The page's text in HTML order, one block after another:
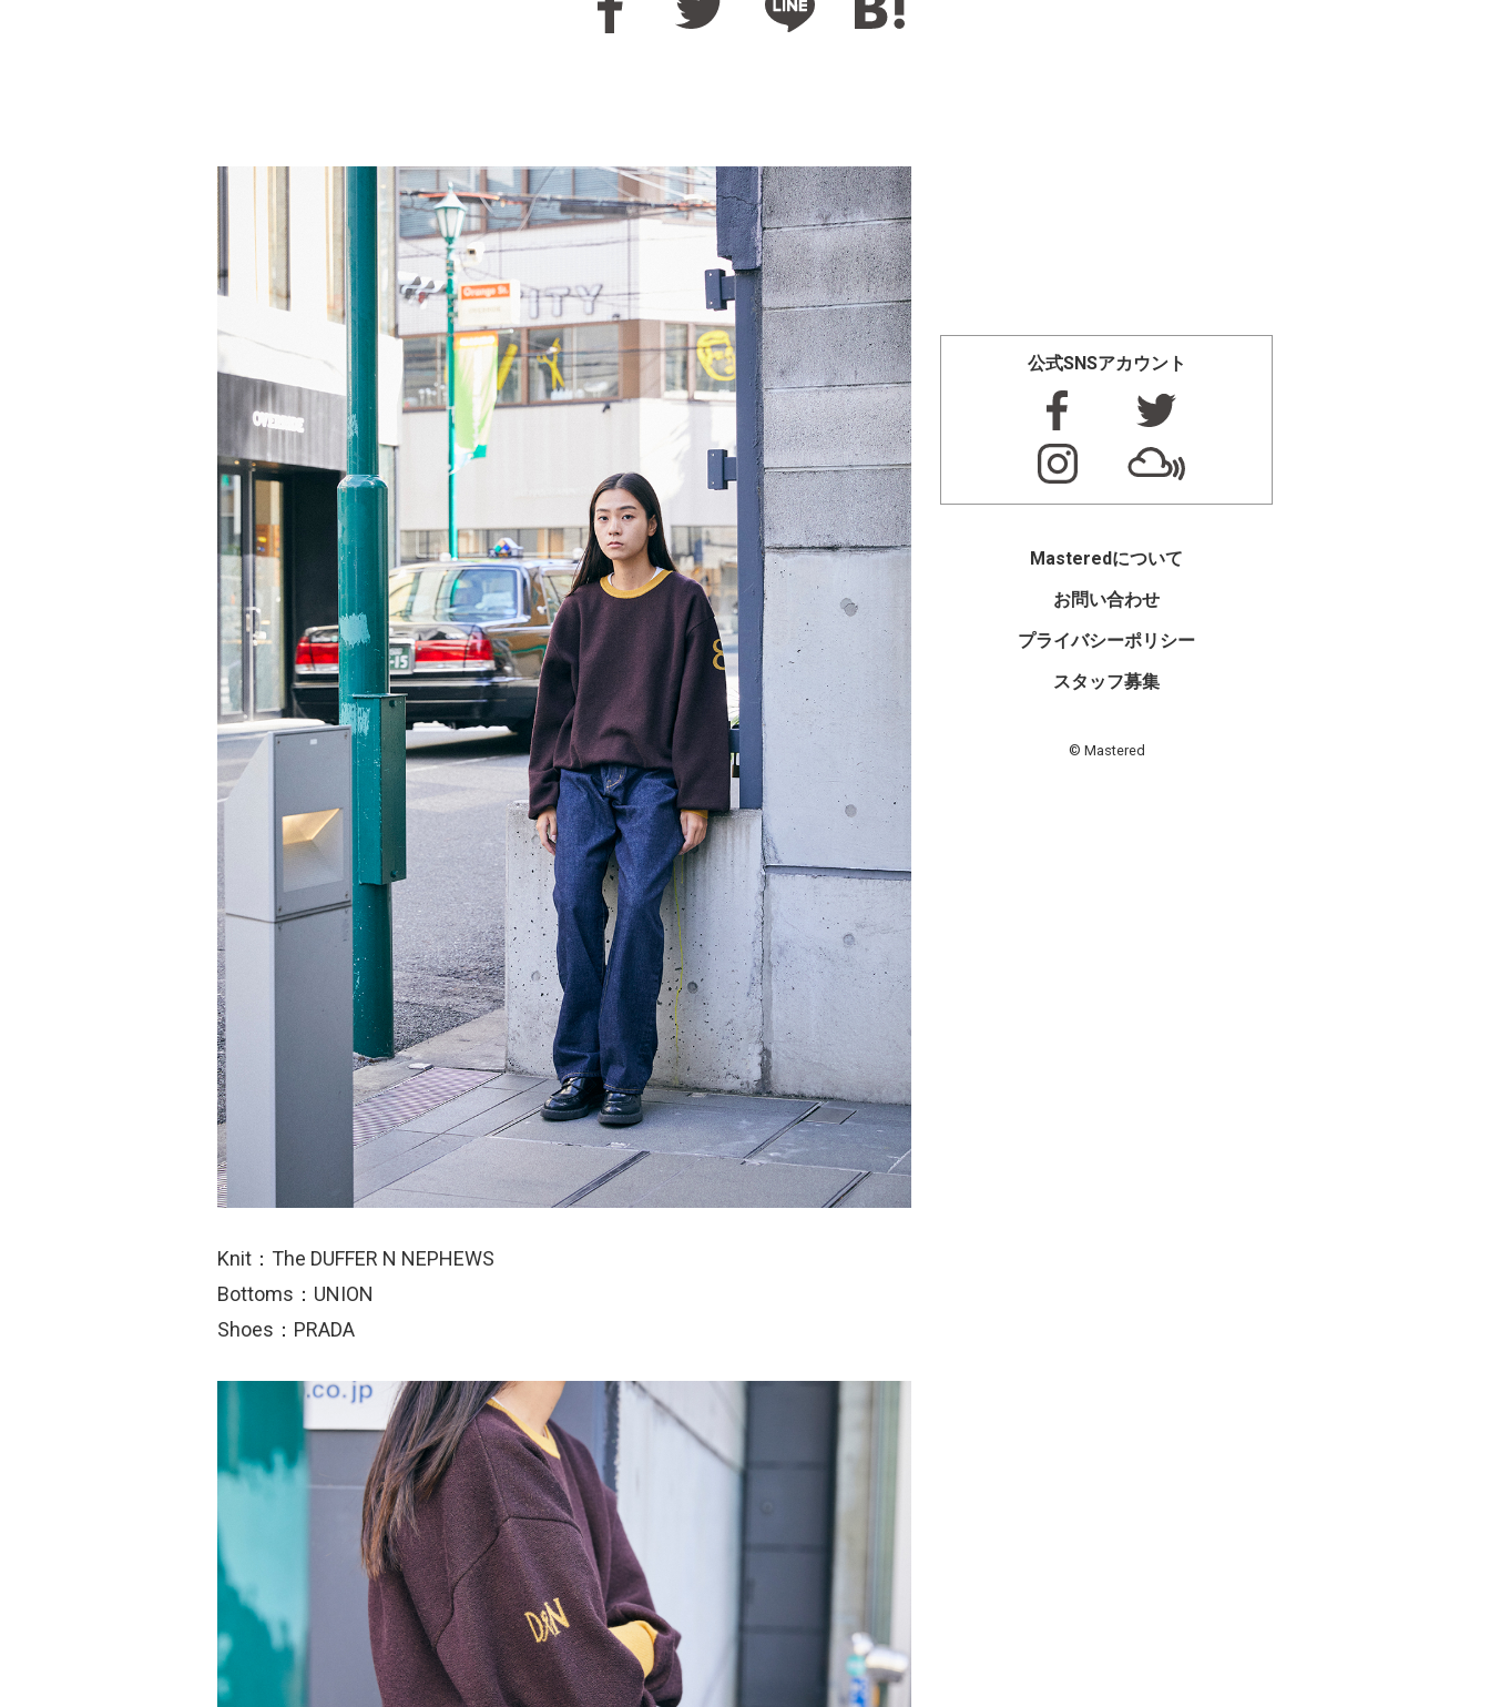
Knit：The DUFFER N NEPHEWS
Bottoms：UNION
Shoes：PRADA
公式SNSアカウント
Masteredについて
お問い合わせ
プライバシーポリシー
スタッフ募集
© Mastered